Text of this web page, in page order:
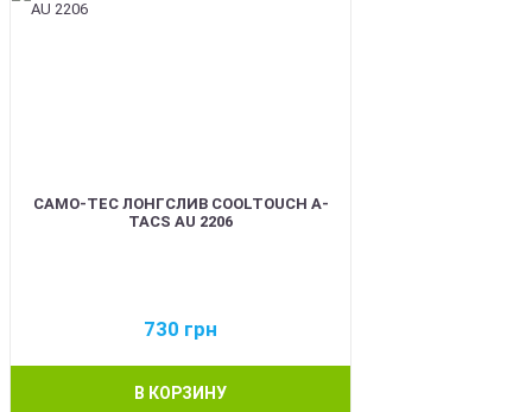
CAMO-TEC ЛОНГСЛИВ COOLTOUCH A-
TACS AU 2206
730 грн
В КОРЗИНУ